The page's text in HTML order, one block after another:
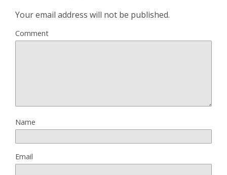
Your email address will not be published.
Comment
Name
Email